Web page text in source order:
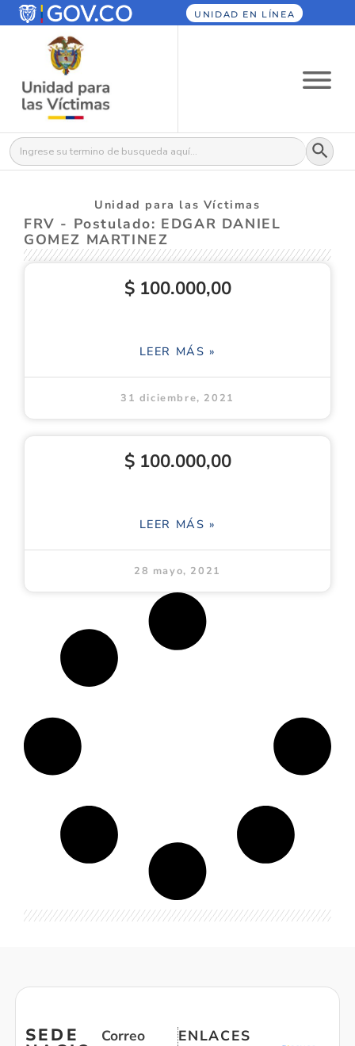
UNIDAD EN LÍNEA
Buscar: Botón
Unidad para las Víctimas
FRV - Postulado: EDGAR DANIEL
GOMEZ MARTINEZ
$ 100.000,00
LEER MÁS »
31 diciembre, 2021
$ 100.000,00
LEER MÁS »
28 mayo, 2021
SEDE
Correo
ENLACES